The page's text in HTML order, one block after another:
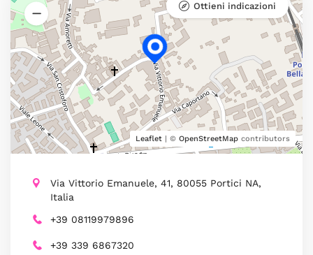
Leaflet | © OpenStreetMap contributors
Ottieni indicazioni
Via Vittorio Emanuele, 41, 80055 Portici NA,
Italia
+39 08119979896
+39 339 6867320